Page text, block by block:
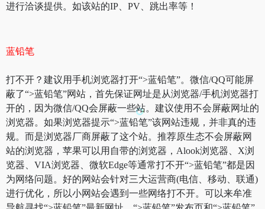
进行洽谈提供。如该站的IP、PV、跳出率等！
蓝铅笔
打不开？建议用手机浏览器打开“>蓝铅笔”。微信/QQ可能屏
蔽了“>蓝铅笔”网站，首先保证网址是从浏览器/手机浏览器打
开的，因为微信/QQ会屏蔽一些站。建议使用不会屏蔽网址的
浏览器。如果浏览器提示“>蓝铅笔”该网站违规，并非真的违
规。而是浏览器厂商屏蔽了这个站。推荐原生态不会屏蔽网
站的浏览器，苹果可以用自带的浏览器，Alook浏览器、X浏
览器、VIA浏览器、微软Edge等通常打不开“>蓝铅笔”都是因
为网络问题。好的网站会针对三大运营商(电信、移动、联通)
进行优化，所以小网站会遇到一些网络打不开。可以来牟准